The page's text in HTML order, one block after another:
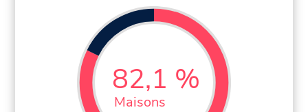
82,1 %
Maisons